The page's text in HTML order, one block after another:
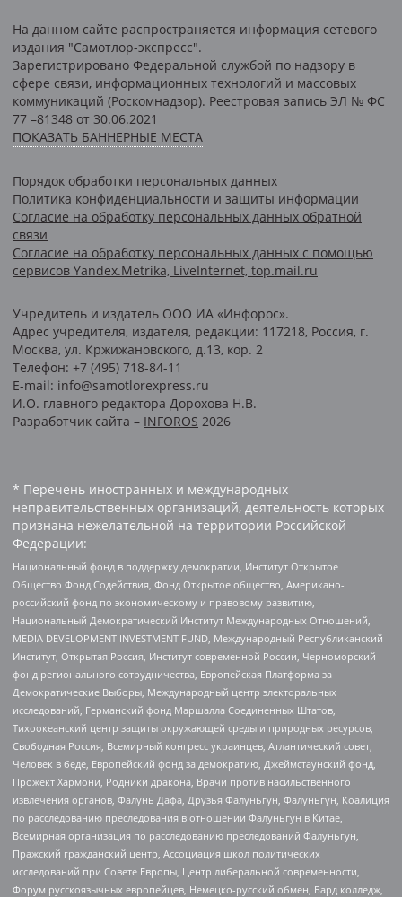
На данном сайте распространяется информация сетевого
издания "Самотлор-экспресс".
Зарегистрировано Федеральной службой по надзору в
сфере связи, информационных технологий и массовых
коммуникаций (Роскомнадзор). Реестровая запись ЭЛ № ФС
77 –81348 от 30.06.2021
ПОКАЗАТЬ БАННЕРНЫЕ МЕСТА
Порядок обработки персональных данных
Политика конфиденциальности и защиты информации
Согласие на обработку персональных данных обратной
связи
Согласие на обработку персональных данных с помощью
сервисов Yandex.Metrika, LiveInternet, top.mail.ru
Учредитель и издатель ООО ИА «Инфорос».
Адрес учредителя, издателя, редакции: 117218, Россия, г.
Москва, ул. Кржижановского, д.13, кор. 2
Телефон: +7 (495) 718-84-11
E-mail: info@samotlorexpress.ru
И.О. главного редактора Дорохова Н.В.
Разработчик сайта – INFOROS 2026
* Перечень иностранных и международных
неправительственных организаций, деятельность которых
признана нежелательной на территории Российской
Федерации:
Национальный фонд в поддержку демократии, Институт Открытое
Общество Фонд Содействия, Фонд Открытое общество, Американо-
российский фонд по экономическому и правовому развитию,
Национальный Демократический Институт Международных Отношений,
MEDIA DEVELOPMENT INVESTMENT FUND, Международный Республиканский
Институт, Открытая Россия, Институт современной России, Черноморский
фонд регионального сотрудничества, Европейская Платформа за
Демократические Выборы, Международный центр электоральных
исследований, Германский фонд Маршалла Соединенных Штатов,
Тихоокеанский центр защиты окружающей среды и природных ресурсов,
Свободная Россия, Всемирный конгресс украинцев, Атлантический совет,
Человек в беде, Европейский фонд за демократию, Джеймстаунский фонд,
Прожект Хармони, Родники дракона, Врачи против насильственного
извлечения органов, Фалунь Дафа, Друзья Фалуньгун, Фалуньгун, Коалиция
по расследованию преследования в отношении Фалуньгун в Китае,
Всемирная организация по расследованию преследований Фалуньгун,
Пражский гражданский центр, Ассоциация школ политических
исследований при Совете Европы, Центр либеральной современности,
Форум русскоязычных европейцев, Немецко-русский обмен, Бард колледж,